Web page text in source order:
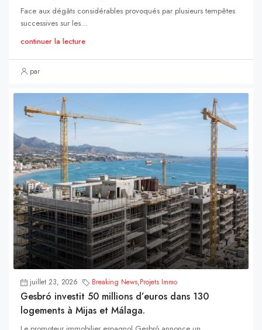
Face aux dégâts considérables provoqués par plusieurs tempêtes
successives sur les...
continuer la lecture
par
juillet 23, 2026 Breaking News,Projets Immo
Gesbró investit 50 millions d’euros dans 130
logements à Mijas et Málaga.